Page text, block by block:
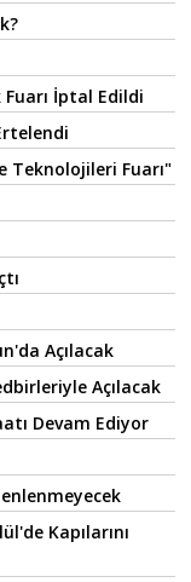
Fuarı İptal Edildi
Teknolojileri Fuarı"
Açılacak
Açılacak
Devam Ediyor
Kapılarını